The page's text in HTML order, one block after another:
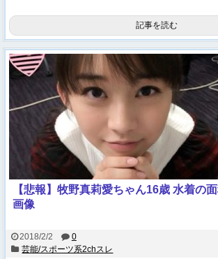
記事を読む
【悲報】牧野真莉愛ちゃん16歳 水着の
画像
2018/2/2
0
芸能/スポーツ系2chスレ